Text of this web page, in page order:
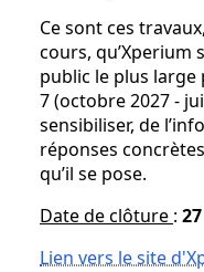
Ce sont ces
cours, qu’Xperium
public le plus large
7 (octobre 2027 -
sensibiliser, de
réponses
qu’il se pose.
Date de clôture :
Lien vers le site